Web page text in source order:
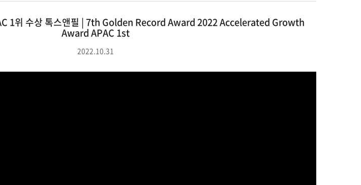
1위 수상 톡스앤필 | 7th Golden Record Award 2022 Accelerated Growth
Award APAC 1st
2022.10.31